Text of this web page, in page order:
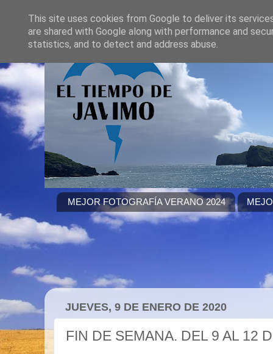
MEJOR FOTOGRAFÍA VERANO 2024
JUEVES, 9 DE ENERO DE 2020
FIN DE SEMANA. DEL 9 AL 12
This site uses cookies from Google to deliver its
are shared with Google along with performance and
statistics, and to detect and address abuse.